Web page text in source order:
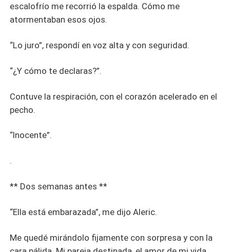
escalofrío me recorrió la espalda. Cómo me
atormentaban esos ojos.
“Lo juro”, respondí en voz alta y con seguridad.
“¿Y cómo te declaras?”.
Contuve la respiración, con el corazón acelerado en el
pecho.
“Inocente”.
.
** Dos semanas antes **
“Ella está embarazada”, me dijo Aleric.
Me quedé mirándolo fijamente con sorpresa y con la